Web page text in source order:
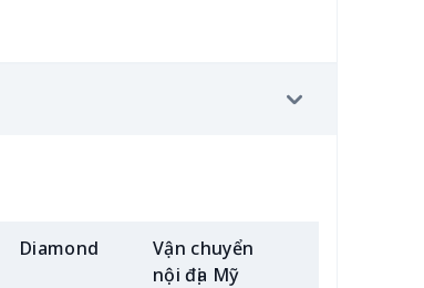
Diamond
Vận chuyển
nội địa Mỹ